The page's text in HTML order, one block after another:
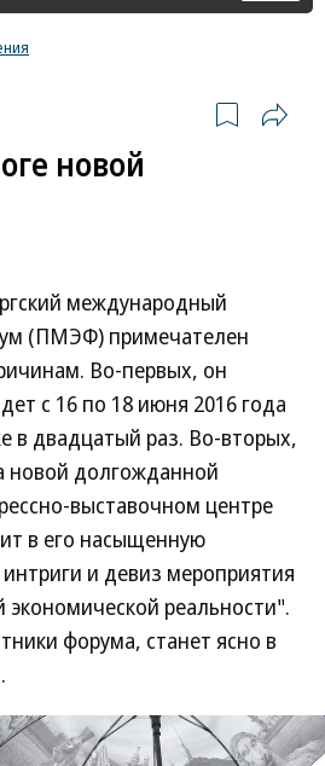
новой
международный
(ПМЭФ) примечателен
Во-первых, он
с 16 по 18 июня 2016 года
в двадцатый раз. Во-вторых,
новой долгожданной
выставочном центре
в его насыщенную
и девиз мероприятия
реальности".
форума, станет ясно в